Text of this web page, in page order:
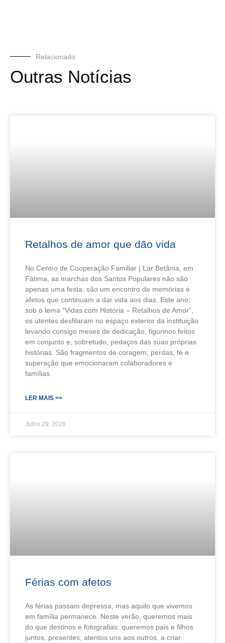
Relacionado
Outras Notícias
Retalhos de amor que dão vida
No Centro de Cooperação Familiar | Lar Betânia, em
Fátima, as marchas dos Santos Populares não são
apenas uma festa: são um encontro de memórias e
afetos que continuam a dar vida aos dias. Este ano,
sob o lema “Vidas com História – Retalhos de Amor”,
os utentes desfilaram no espaço exterior da instituição
levando consigo meses de dedicação, figurinos feitos
em conjunto e, sobretudo, pedaços das suas próprias
histórias. São fragmentos de coragem, perdas, fé e
superação que emocionaram colaboradores e
famílias.
LER MAIS >>
Julho 29, 2026
Férias com afetos
As férias passam depressa, mas aquilo que vivemos
em família permanece. Neste verão, queremos mais
do que destinos e fotografias: queremos pais e filhos
juntos, presentes, atentos uns aos outros, a criar